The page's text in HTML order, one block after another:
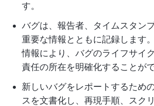
す。
バグは、報告者、タイムスタン
重要な情報とともに記録します
情報により、バグのライフサイ
責任の所在を明確化することがで
新しいバグをレポートするため
スを文書化し、再現手順、スク